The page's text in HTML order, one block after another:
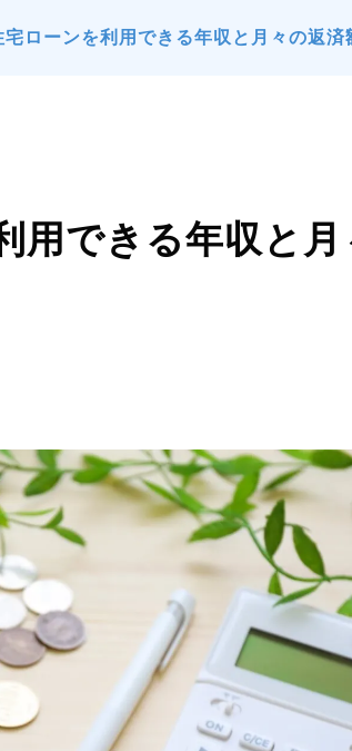
ローンを利用できる年収と月々の返済
用できる年収と